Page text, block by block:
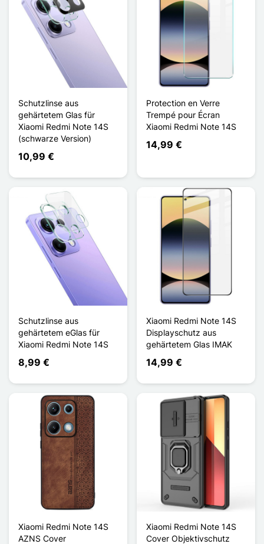
Schutzlinse aus
gehärtetem Glas für
Xiaomi Redmi Note 14S
(schwarze Version)
10,99 €
Protection en Verre
Trempé pour Écran
Xiaomi Redmi Note 14S
14,99 €
Schutzlinse aus
gehärtetem eGlas für
Xiaomi Redmi Note 14S
8,99 €
Xiaomi Redmi Note 14S
Displayschutz aus
gehärtetem Glas IMAK
14,99 €
Xiaomi Redmi Note 14S
AZNS Cover
Xiaomi Redmi Note 14S
Cover Objektivschutz